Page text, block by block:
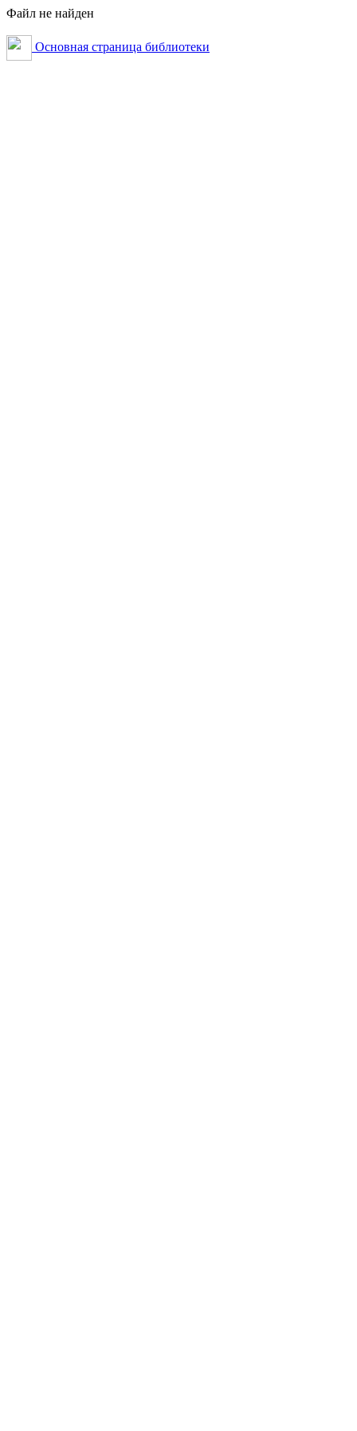
Файл не найден
Основная страница библиотеки